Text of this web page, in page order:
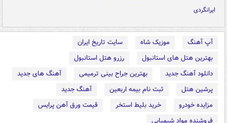
ایرانگردی
آپ آهنگ موزیک شاه
سایت تاریخ ایران
بهترین هتل های استانبول
رزرو هتل استانبول
دانلود آهنگ جدید
بهترین جراح بینی ترمیمی
آهنگ های جدید
پرشین هتل
ثبت نام بیمه اربعین
آهنگ جدید
مزایده خودرو
خرید بلیط استخر
قیمت ورق آهن پرایس
فروشنده مواد شیمیایی